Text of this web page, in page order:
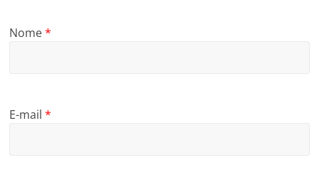
Nome*
E-mail*